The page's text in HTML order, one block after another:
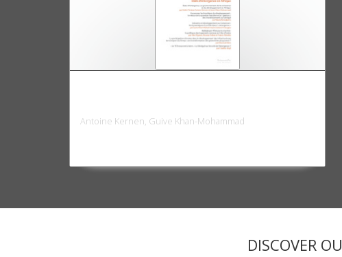
Antoine Kernen, Guive Khan-Mohammad
DISCOVER